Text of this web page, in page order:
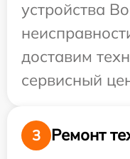
устройства
доставим
сервисный
3
Ремонт